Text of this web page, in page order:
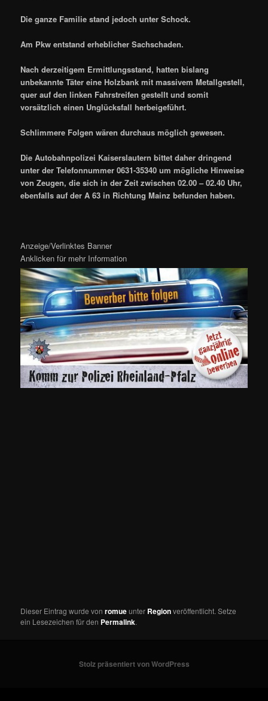
Die ganze Familie stand jedoch unter Schock.
Am Pkw entstand erheblicher Sachschaden.
Nach derzeitigem Ermittlungsstand, hatten bislang
unbekannte Täter eine Holzbank mit massivem Metallgestell,
quer auf den linken Fahrstreifen gestellt und somit
vorsätzlich einen Unglücksfall herbeigeführt.
Schlimmere Folgen wären durchaus möglich gewesen.
Die Autobahnpolizei Kaiserslautern bittet daher dringend
unter der Telefonnummer 0631-35340 um mögliche Hinweise
von Zeugen, die sich in der Zeit zwischen 02.00 – 02.40 Uhr,
ebenfalls auf der A 63 in Richtung Mainz befunden haben.
Anzeige/Verlinktes Banner
Anklicken für mehr Information
Dieser Eintrag wurde vonromueunter Regionveröffentlicht. Setze
ein Lesezeichen für den Permalink.
Stolz präsentiert von WordPress